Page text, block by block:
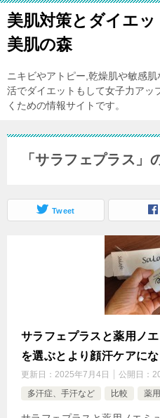
美肌対策とダイエ
美肌の森
ニキビやアトピー,乾燥肌や敏感
活でダイエットもして女子力アッ
くための情報サイトです。
「サラフェプラス」
Tweet
サラフェプラスと薬用ノ
を選ぶとより顔汗ケアにな
更新日： 2025年7月4日 公開日：
多汗症、手汗など
比較 薬